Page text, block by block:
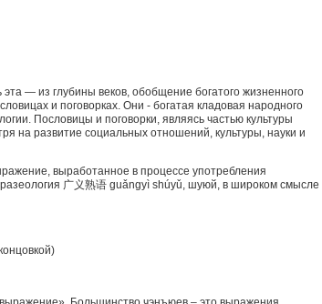
— из глубины веков, обобщение богатого жизненного
и поговорках. Они - богатая кладовая народного
Пословицы и поговорки, являясь частью культуры
на развитие социальных отношений, культуры, науки и
выработанное в процессе употребления
广义熟语 guǎngyì shúyǔ, шуюй, в широком смысле